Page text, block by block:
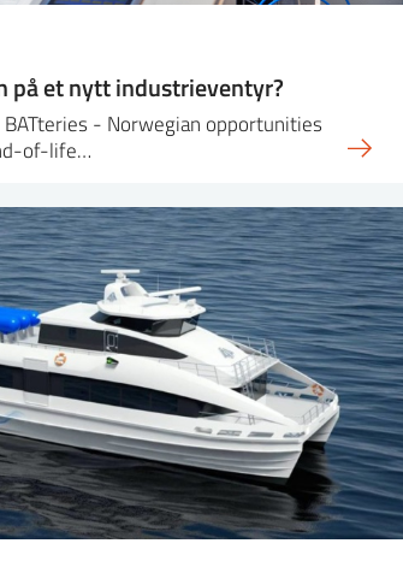
på et nytt industrieventyr?
BATteries - Norwegian opportunities
of-life…